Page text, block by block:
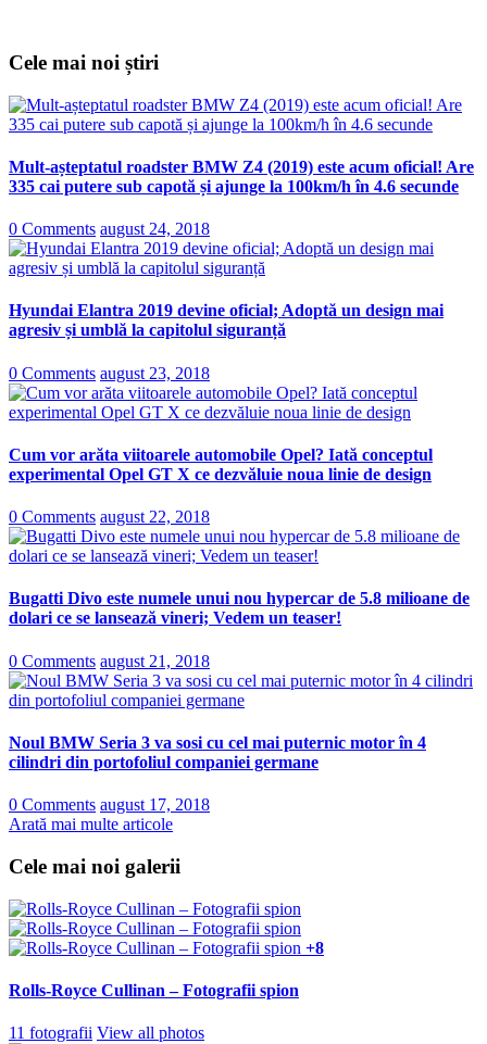
Cele mai noi știri
Mult-așteptatul roadster BMW Z4 (2019) este acum oficial! Are
335 cai putere sub capotă și ajunge la 100km/h în 4.6 secunde
0 Comments august 24, 2018
Hyundai Elantra 2019 devine oficial; Adoptă un design mai
agresiv și umblă la capitolul siguranță
0 Comments august 23, 2018
Cum vor arăta viitoarele automobile Opel? Iată conceptul
experimental Opel GT X ce dezvăluie noua linie de design
0 Comments august 22, 2018
Bugatti Divo este numele unui nou hypercar de 5.8 milioane de
dolari ce se lansează vineri; Vedem un teaser!
0 Comments august 21, 2018
Noul BMW Seria 3 va sosi cu cel mai puternic motor în 4
cilindri din portofoliul companiei germane
0 Comments august 17, 2018
Arată mai multe articole
Cele mai noi galerii
+8
Rolls-Royce Cullinan – Fotografii spion
11 fotografii View all photos